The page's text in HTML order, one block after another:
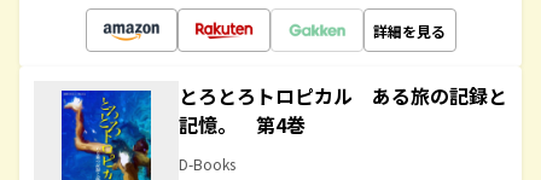
詳細を見る
とろとろトロピカル ある旅の記録と
記憶。 第4巻
D-Books